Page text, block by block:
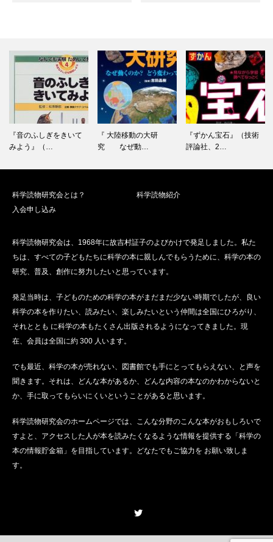
『音のふしぎをきいて
みよう』（…
『 大陸移動の大研
究 なぜ動…
『ずかん宝石』（技術
評論社、2…
科学読物研究会とは？
科学読物紹介
入会申し込み
科学読物研究会は、1968年に故吉村証子のよびかけで発足しました。私た
ちは、すべての子どもたちに科学の本に親しんでもらうために、科学の本の
研究、普及、創作に努力したいと思っています。
発足当時は、子どものための科学の本がまだまだ少ない時期でしたが、良い
科学の本を作りたい、読みたい、楽しみたいという仲間は全国にひろがり、
それととも に科学の本もたくさん出版されるようになってきました。現
在、会員は全国に約 300 人います。
でも最近、科学の本が売れない、図書館でも手にとってもらえない、と声を
聞きます。それは、どんな本があるか、どんな内容の本なのかわからないと
か、手に取ってもらいにくいということがあると思います。
科学読物研究会のホームページでは、こんな分野のこんな本がおもしろいで
すよと、アクセスした人が本を読みたくなるような情報を提供する「科学の
本の情報貯金箱」を目指しています。どなたでもご協力を お願い致しま
す。